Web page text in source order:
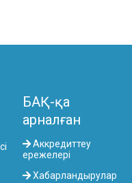
БАҚ-қа
арналған
Аккредиттеу
ережелері
Хабарландырулар